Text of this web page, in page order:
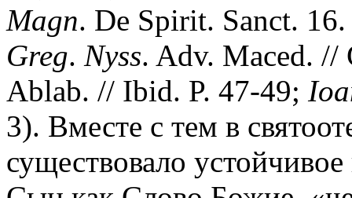
Magn. De Spirit. Sanct.
Greg. Nyss. Adv. Maced. //
Ablab. // Ibid. P. 47-49;
3). Вместе с тем в
существовало